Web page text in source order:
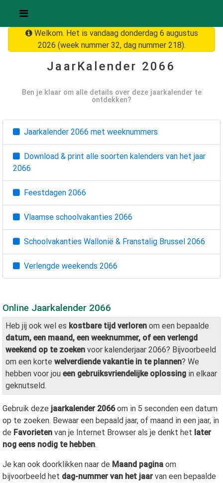
Welkom. Het is vandaag donderdag 6 augustus
2026 (week nummer 32, dag nummer 218).
JaarKalender 2066
Ben je klaar om alle details over deze jaarkalender te
ontdekken?
Jaarkalender 2066 met weeknummers
Download & print alle soorten kalenders van het jaar
2066
Feestdagen 2066
Vlaamse schoolvakanties 2066
Schoolvakanties Wallonië & Franstalig Brussel 2066
Verlengde weekends 2066
Online Jaarkalender 2066
Heb jij ook wel es kostbare tijd verloren om een bepaalde
datum, een maand, een weeknummer, of een verlengd
weekend op te zoeken voor kalenderjaar 2066? Bijvoorbeeld
om een korte welverdiende vakantie in te plannen? We
hebben voor jou een gebruiksvriendelijke oplossing in elkaar
geknutseld.
Gebruik deze jaarkalender 2066om in 5 seconden een datum
op te zoeken. Bewaar een bepaald jaar, of maand in een jaar, in
de Favorieten van je Internet Browser als je denkt het later
nog eens nodig te hebben.
Je kan ook doorklikken naar de Maand pagina om
bijvoorbeeld het dag-nummer van het jaarvan een bepaalde